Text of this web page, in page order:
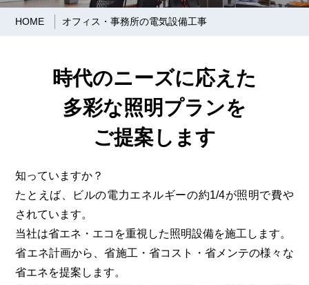
HOME オフィス・事務所の電気設備工事
時代のニーズに応えた
多彩な照明プランを
ご提案します
知っていますか？
たとえば、ビルの電力エネルギーの約1/4が照明で費や
されています。
当社は省エネ・エコを重視した照明設備を施工します。
省エネ計画から、省施工・省コスト・省メンテの様々な
省エネを提案します。